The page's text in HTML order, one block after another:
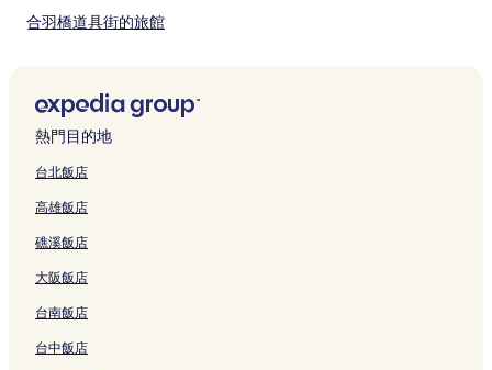
台東的當地玩樂：
淺草 ROX 百貨公司
啤酒花街
淺草公會堂
台東其他熱門景點
新仲見世商店街
國立科學博物館
東京國立博物館
上野之森 Sakura Terrace 購物中心
合羽橋道具街的旅館
北的青年旅館
台東的青年旅館
台東的旅館
御台場海濱樂園的飯店式公寓
荒川的飯店式公寓
日暮里布料街的青年旅館
熱門目的地
台北飯店
高雄飯店
礁溪飯店
大阪飯店
台南飯店
台中飯店